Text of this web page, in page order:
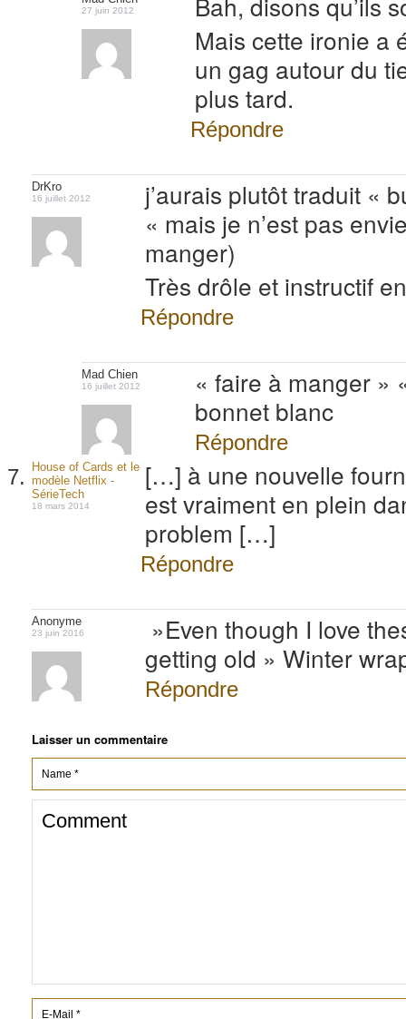
27 juin 2012
Mais cette ironie a
un gag autour du
plus tard.
Répondre
DrKro
16 juillet 2012
j’aurais plutôt traduit «
« mais je n’est pas
manger)
Très drôle et instructif
Répondre
Mad Chien
16 juillet 2012
« faire à manger »
bonnet blanc
Répondre
House of Cards et le
modèle Netflix -
SérieTech
18 mars 2014
[…] à une nouvelle
est vraiment en plein
problem […]
Répondre
Anonyme
23 juin 2016
»Even though I love
getting old » Winter
Répondre
Laisser un commentaire